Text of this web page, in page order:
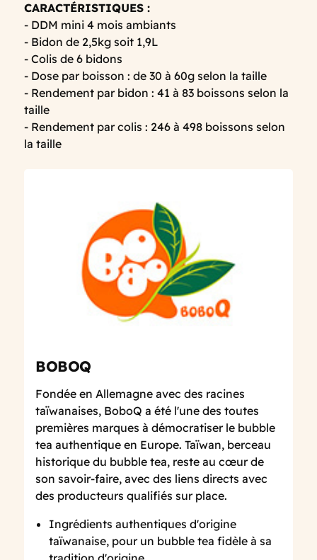
CARACTÉRISTIQUES :
- DDM mini 4 mois ambiants
- Bidon de 2,5kg soit 1,9L
- Colis de 6 bidons
- Dose par boisson : de 30 à 60g selon la taille
- Rendement par bidon : 41 à 83 boissons selon la
taille
- Rendement par colis : 246 à 498 boissons selon
la taille
BOBOQ
Fondée en Allemagne avec des racines
taïwanaises, BoboQ a été l'une des toutes
premières marques à démocratiser le bubble
tea authentique en Europe. Taïwan, berceau
historique du bubble tea, reste au cœur de
son savoir-faire, avec des liens directs avec
des producteurs qualifiés sur place.
Ingrédients authentiques d'origine
taïwanaise, pour un bubble tea fidèle à sa